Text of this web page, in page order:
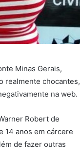
Minas Gerais,
realmente chocantes,
na web.
Robert de
14 anos em cárcere
de fazer outras